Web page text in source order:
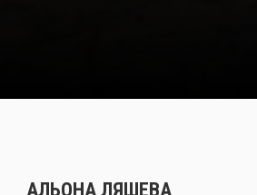
АЛЬОНА ЛЯШЕВА